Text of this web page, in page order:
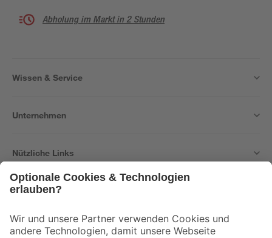
Abholung im Markt in 2 Stunden
Wissen & Service
Unternehmen
Nützliche Links
Der toom Newsletter: Keine Angebote und Aktionen mehr verpassen!